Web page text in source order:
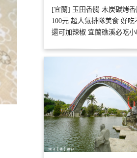
[宜蘭] 玉田香腸 木炭碳烤
100元 超人氣排隊美食 好
還可加辣椒 宜蘭礁溪必吃